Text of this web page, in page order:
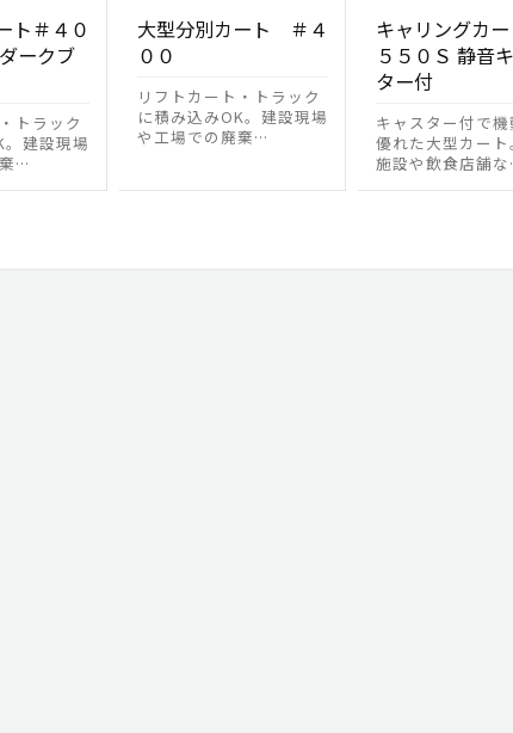
ト＃４０
ークブ
トラック
。建設現場
…
大型分別カート ＃４
００
リフトカート・トラック
に積み込みOK。建設現場
や工場での廃棄…
キャリングカ
５５０Ｓ 静音
ター付
キャスター付で機
優れた大型カート
施設や飲食店舗